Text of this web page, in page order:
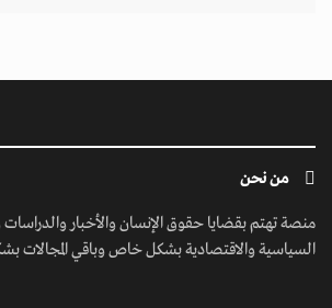
من نحن
منصة تهتم بقضايا حقوق الإنسان والأخبار
السياسية والاقتصادية بشكل خاص وباقي المجالات